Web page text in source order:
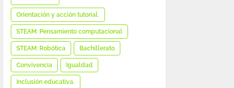
Orientación y acción tutorial.
STEAM: Pensamiento computacional
STEAM: Robótica Bachillerato
Convivencia Igualdad
Inclusión educativa.